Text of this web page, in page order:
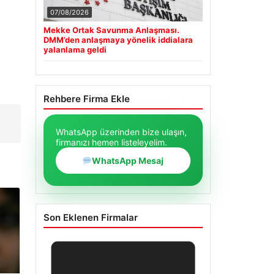
07/08/2026
Mekke Ortak Savunma Anlaşması.
DMM’den anlaşmaya yönelik iddialara
yalanlama geldi
Rehbere Firma Ekle
WhatsApp üzerinden bize ulaşın,
firmanızı hemen listeleyelim.
WhatsApp Mesaj
Son Eklenen Firmalar